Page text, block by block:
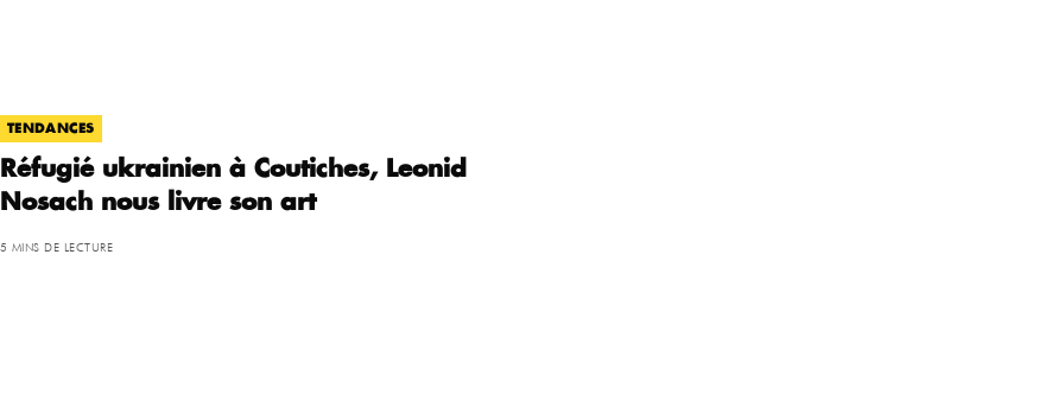
TENDANCES
Réfugié ukrainien à Coutiches, Leonid
Nosach nous livre son art
5 MINS DE LECTURE